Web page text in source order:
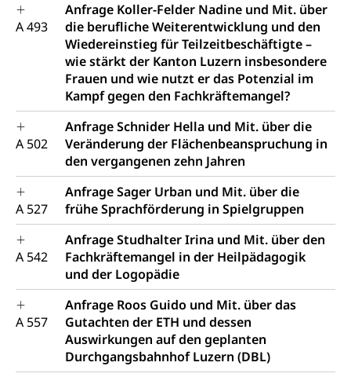
A 493
Anfrage Koller-Felder Nadine und Mit. über
die berufliche Weiterentwicklung und den
Wiedereinstieg für Teilzeitbeschäftigte –
wie stärkt der Kanton Luzern insbesondere
Frauen und wie nutzt er das Potenzial im
Kampf gegen den Fachkräftemangel?
A 502
Anfrage Schnider Hella und Mit. über die
Veränderung der Flächenbeanspruchung in
den vergangenen zehn Jahren
A 527
Anfrage Sager Urban und Mit. über die
frühe Sprachförderung in Spielgruppen
A 542
Anfrage Studhalter Irina und Mit. über den
Fachkräftemangel in der Heilpädagogik
und der Logopädie
A 557
Anfrage Roos Guido und Mit. über das
Gutachten der ETH und dessen
Auswirkungen auf den geplanten
Durchgangsbahnhof Luzern (DBL)